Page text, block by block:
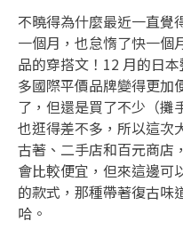
不曉得為什麼最近一直覺
一個月，也怠惰了快一個
品的穿搭文！12 月的日
多國際平價品牌變得更加
了，但還是買了不少（攤
也逛得差不多，所以這次
古著、二手店和百元商店
會比較便宜，但來這邊可
的款式，那種帶著復古味
哈。